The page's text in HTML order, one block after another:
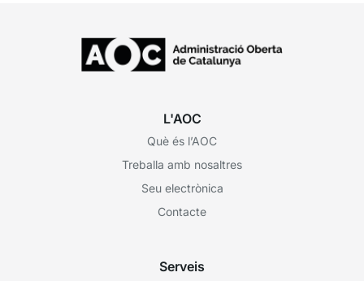
L'AOC
Què és l’AOC
Treballa amb nosaltres
Seu electrònica
Contacte
Serveis